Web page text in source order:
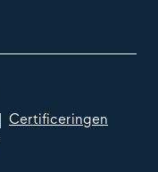
Certificeringen